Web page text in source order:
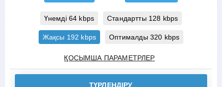
Үнемді 64 kbps Стандартты 128 kbps
Жақсы 192 kbps Оптималды 320 kbps
ҚОСЫМША ПАРАМЕТРЛЕР
ТҮРЛЕНДІРУ